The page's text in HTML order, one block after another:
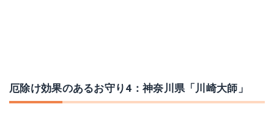
厄除け効果のあるお守り4：神奈川県「川崎大師」